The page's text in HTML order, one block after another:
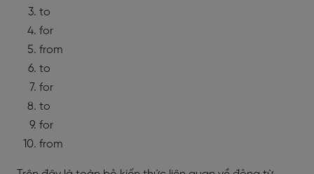
to
for
from
to
for
to
for
from